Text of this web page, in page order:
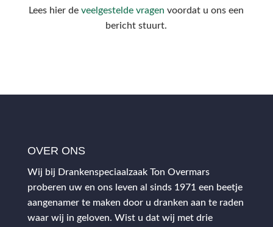
Lees hier deveelgestelde vragen voordat u ons een
bericht stuurt.
OVER ONS
Wij bij Drankenspeciaalzaak Ton Overmars
proberen uw en ons leven al sinds 1971 een beetje
aangenamer te maken door u dranken aan te raden
waar wij in geloven. Wist u dat wij met drie